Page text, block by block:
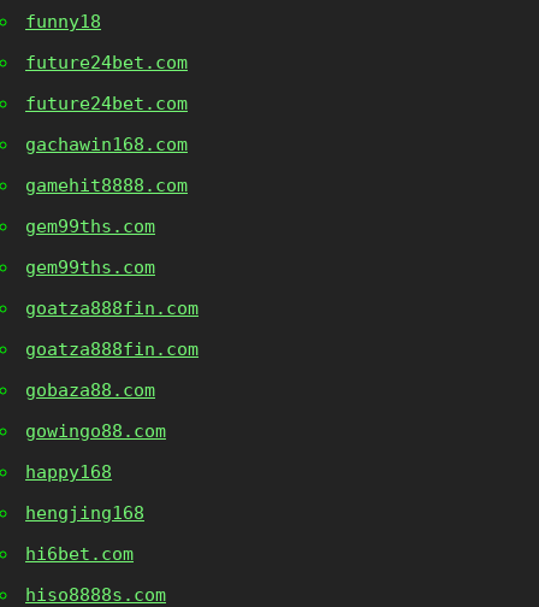
funny18
future24bet.com
future24bet.com
gachawin168.com
gamehit8888.com
gem99ths.com
gem99ths.com
goatza888fin.com
goatza888fin.com
gobaza88.com
gowingo88.com
happy168
hengjing168
hi6bet.com
hiso8888s.com